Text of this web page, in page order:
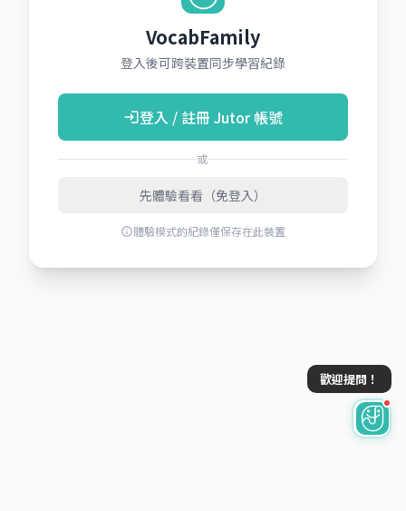
VocabFamily
登入後可跨裝置同步學習紀錄
login登入 / 註冊 Jutor 帳號
或
先體驗看看（免登入）
info體驗模式的紀錄僅保存在此裝置
歡迎提問！